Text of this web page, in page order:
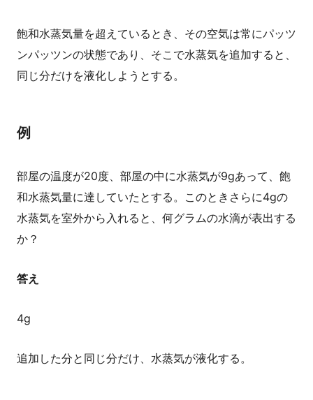
飽和水蒸気量を超えているとき、その空気は常にパッツ
ンパッツンの状態であり、そこで水蒸気を追加すると、
同じ分だけを液化しようとする。
例
部屋の温度が20度、部屋の中に水蒸気が9gあって、飽
和水蒸気量に達していたとする。このときさらに4gの
水蒸気を室外から入れると、何グラムの水滴が表出する
か？
答え
4g
追加した分と同じ分だけ、水蒸気が液化する。